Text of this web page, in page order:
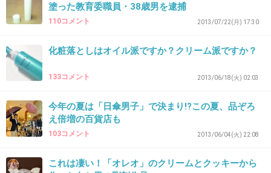
2013/06/28(金) 18:18:21
41さん。
あれから不二家、頑張ってるんじゃないかと思
う!
1回やらかしたら2回目はないからね。
ケーキおいしいし、優しく見守ってあげよう
よ。
+17 -5
塗った教育委職員・38歳男を逮捕
110コメント 2013/07/22(月) 17:30
化粧落としはオイル派ですか？クリーム派ですか？
133コメント 2013/06/18(火) 02:03
今年の夏は「日傘男子」で決まり!?この夏、品ぞろ
え倍増の百貨店も
103コメント 2013/06/04(火) 22:08
これは凄い！「オレオ」のクリームとクッキーから